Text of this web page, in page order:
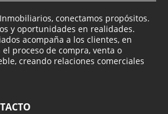
conectamos propósitos.
y oportunidades en realidades.
acompaña a los clientes, en
proceso de compra, venta o
creando relaciones comerciales